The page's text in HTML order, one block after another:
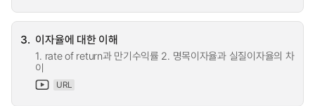
3. 이자율에 대한 이해
1. rate of return과 만기수익률 2. 명목이자율과 실질이자율의 차
이
URL